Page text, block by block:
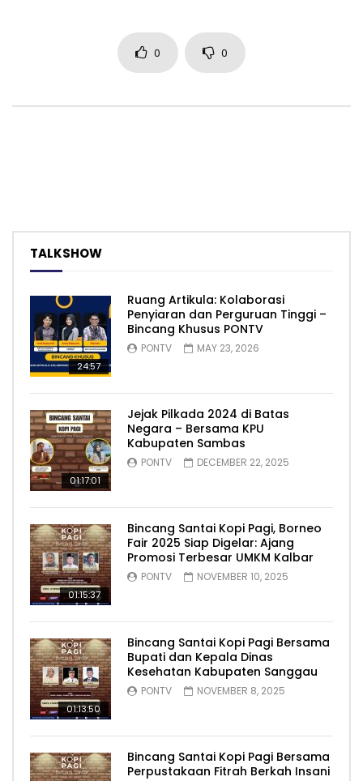
0 0
TALKSHOW
24:57
Ruang Artikula: Kolaborasi
Penyiaran dan Perguruan Tinggi –
Bincang Khusus PONTV
PONTV MAY 23, 2026
01:17:01
Jejak Pilkada 2024 di Batas
Negara – Bersama KPU
Kabupaten Sambas
PONTV DECEMBER 22, 2025
01:15:37
Bincang Santai Kopi Pagi, Borneo
Fair 2025 Siap Digelar: Ajang
Promosi Terbesar UMKM Kalbar
PONTV NOVEMBER 10, 2025
01:13:50
Bincang Santai Kopi Pagi Bersama
Bupati dan Kepala Dinas
Kesehatan Kabupaten Sanggau
PONTV NOVEMBER 8, 2025
Bincang Santai Kopi Pagi Bersama
Perpustakaan Fitrah Berkah Insani